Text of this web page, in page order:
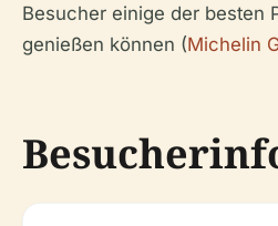
Besucher einige der besten
genießen können (Michelin